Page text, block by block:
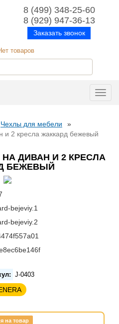
8 (499) 348-25-60
8 (929) 947-36-13
Заказать звонок
Чехлы для мебели
»
и 2 кресла жаккард бежевый
ДИВАН И 2 КРЕСЛА
БЕЖЕВЫЙ
J-0403
на товар